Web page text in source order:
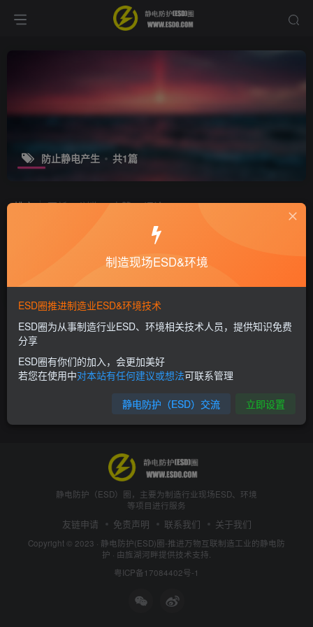
防止静电产生 共1篇
排序 更新 浏览 点赞 评论
秋冬季教你搞定爱车静电问题
静电技术
6年前 8669
静电防护（ESD）圈，主要为制造行业现场ESD、环境
等项目进行服务
友链申请 免责声明 联系我们 关于我们
Copyright © 2023 · 静电防护(ESD)圈-推进万物互联制造工业的静电防
护 · 由旌湖河畔提供技术支持.
粤ICP备17084402号-1
制造现场ESD&环境
ESD圈推进制造业ESD&环境技术
ESD圈为从事制造行业ESD、环境相关技术人员，提供知识免费
分享
ESD圈有你们的加入，会更加美好
若您在使用中对本站有任何建议或想法可联系管理
静电防护（ESD）交流 立即设置